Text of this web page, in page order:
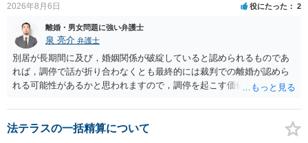
2026年8月6日 役にたった 2
離婚・男女問題に強い弁護士
泉 亮介 弁護士
別居が長期間に及び，婚姻関係が破綻していると認められるものであ
れば，調停で話が折り合わなくとも最終的には裁判での離婚が認めら
れる可能性があるかと思われますので，調停を起こす価値はあるよう
は調停が成立するということはないため，相手が合意するメリットを
だしてでも調停で終わらせるよう努めるのか，裁判離婚を見据えて調
停での離婚に固執しないかいずれかの対応は必要となるかと思われま
法テラスの一括精算について